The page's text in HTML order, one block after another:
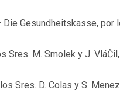
Gesundheitskasse, por
Sres. M. Smolek y J.
Sres. D. Colas y S.